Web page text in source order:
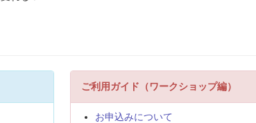
ご利用ガイド（ワークショップ編）
お申込みについて